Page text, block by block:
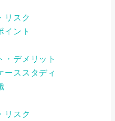
リスク
イント
・デメリット
ーススタディ
リスク